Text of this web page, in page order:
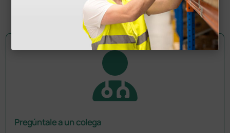
Pregúntale a un colega